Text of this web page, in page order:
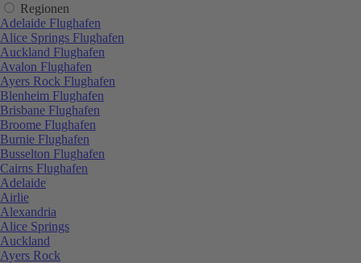
Regionen
Adelaide Flughafen
Alice Springs Flughafen
Auckland Flughafen
Avalon Flughafen
Ayers Rock Flughafen
Blenheim Flughafen
Brisbane Flughafen
Broome Flughafen
Burnie Flughafen
Busselton Flughafen
Cairns Flughafen
Adelaide
Airlie
Alexandria
Alice Springs
Auckland
Ayers Rock